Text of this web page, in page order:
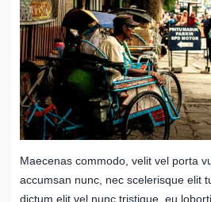
Maecenas commodo, velit vel porta
accumsan nunc, nec scelerisque elit
dictum elit vel nunc tristique, eu